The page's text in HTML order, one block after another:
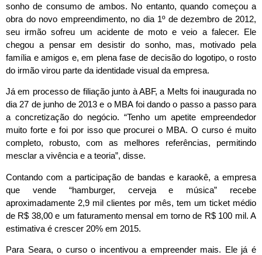
sonho de consumo de ambos. No entanto, quando começou a
obra do novo empreendimento, no dia 1º de dezembro de 2012,
seu irmão sofreu um acidente de moto e veio a falecer. Ele
chegou a pensar em desistir do sonho, mas, motivado pela
família e amigos e, em plena fase de decisão do logotipo, o rosto
do irmão virou parte da identidade visual da empresa.
Já em processo de filiação junto à ABF, a Melts foi inaugurada no
dia 27 de junho de 2013 e o MBA foi dando o passo a passo para
a concretização do negócio. “Tenho um apetite empreendedor
muito forte e foi por isso que procurei o MBA. O curso é muito
completo, robusto, com as melhores referências, permitindo
mesclar a vivência e a teoria”, disse.
Contando com a participação de bandas e karaokê, a empresa
que vende “hamburger, cerveja e música” recebe
aproximadamente 2,9 mil clientes por mês, tem um ticket médio
de R$ 38,00 e um faturamento­ mensal em torno de R$ 100 mil. A
estimativa é crescer 20% em 2015.
Para Seara, o curso o incentivou a empreender mais. Ele já é